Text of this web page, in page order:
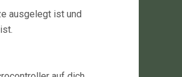
ausgelegt ist und